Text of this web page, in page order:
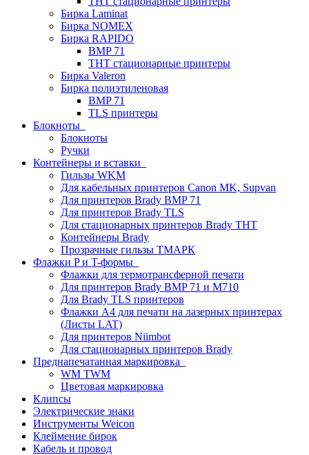
Бирка Laminat
Бирка NOMEX
Бирка RAPIDO
BMP 71
THT стационарные принтеры
Бирка Valeron
Бирка полиэтиленовая
BMP 71
TLS принтеры
Блокноты
Блокноты
Ручки
Контейнеры и вставки
Гильзы WKM
Для кабельных принтеров Canon MK, Supvan
Для принтеров Brady BMP 71
Для принтеров Brady TLS
Для стационарных принтеров Brady THT
Контейнеры Brady
Прозрачные гильзы ТМАРК
Флажки P и T-формы
Флажки для термотрансферной печати
Для принтеров Brady BMP 71 и M710
Для Brady TLS принтеров
Флажки A4 для печати на лазерных принтерах
(Листы LAT)
Для принтеров Niimbot
Для стационарных принтеров Brady
Преднапечатанная маркировка
WM TWM
Цветовая маркировка
Клипсы
Электрические знаки
Инструменты Weicon
Клеймение бирок
Кабель и провод